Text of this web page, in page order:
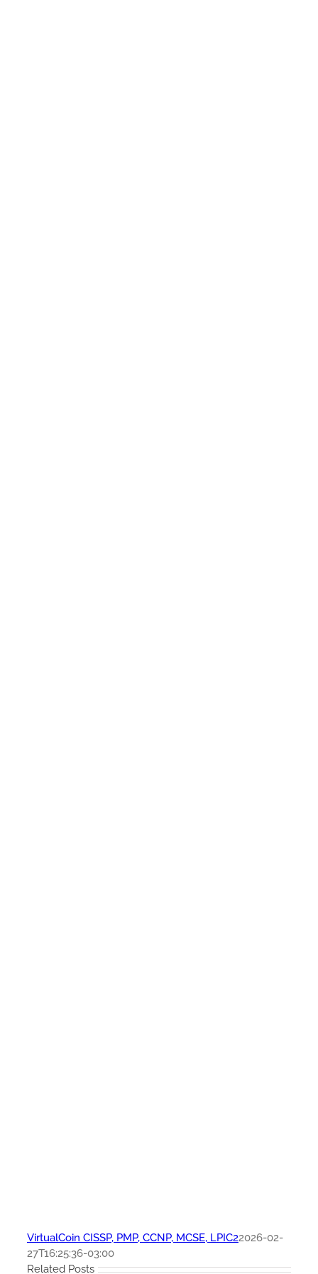
VirtualCoin CISSP, PMP, CCNP, MCSE, LPIC22026-02-
27T16:25:36-03:00
Related Posts